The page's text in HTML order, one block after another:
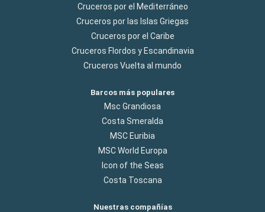
Cruceros por el Mediterráneo
Cruceros por las Islas Griegas
Cruceros por el Caribe
Cruceros Flordos y Escandinavia
Cruceros Vuelta al mundo
Barcos más populares
Msc Grandiosa
Costa Smeralda
MSC Euribia
MSC World Europa
Icon of the Seas
Costa Toscana
Nuestras compañías